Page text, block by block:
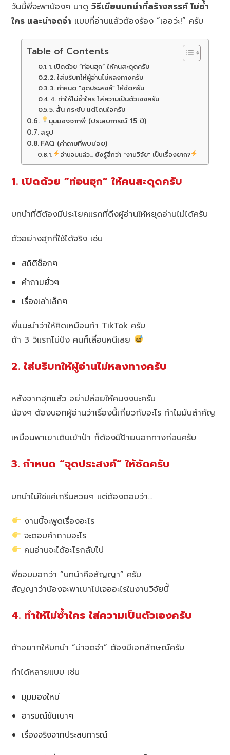
วันนี้พี่จะพาน้องๆ มาดูวิธีเขียนบทนำที่สร้างสรรค์ ไม่ซ้ำ
ใคร และน่าจดจำ แบบที่อ่านแล้วต้องร้อง “เออว่ะ!” ครับ
Table of Contents
1. เปิดด้วย “ท่อนฮุก” ให้คนสะดุดครับ
2. ใส่บริบทให้ผู้อ่านไม่หลงทางครับ
3. กำหนด “จุดประสงค์” ให้ชัดครับ
4. ทำให้ไม่ซ้ำใคร ใส่ความเป็นตัวเองครับ
5. สั้น กระชับ แต่โดนใจครับ
มุมมองจากพี่ (ประสบการณ์ 15 ปี)
สรุป
FAQ (คำถามที่พบบ่อย)
อ่านจบแล้ว... ยังรู้สึกว่า "งานวิจัย" เป็นเรื่องยาก?
1. เปิดด้วย “ท่อนฮุก” ให้คนสะดุดครับ
บทนำที่ดีต้องมีประโยคแรกที่ดึงผู้อ่านให้หยุดอ่านไม่ได้ครับ
ตัวอย่างฮุกที่ใช้ได้จริง เช่น
สถิติช็อกๆ
คำถามยั่วๆ
เรื่องเล่าเล็กๆ
พี่แนะนำว่าให้คิดเหมือนทำ TikTok ครับ
ถ้า 3 วิแรกไม่ปัง คนก็เลื่อนหนีเลย
2. ใส่บริบทให้ผู้อ่านไม่หลงทางครับ
หลังจากฮุกแล้ว อย่าปล่อยให้คนงงนะครับ
น้องๆ ต้องบอกผู้อ่านว่าเรื่องนี้เกี่ยวกับอะไร ทำไมมันสำคัญ
เหมือนพาเขาเดินเข้าป่า ก็ต้องมีป้ายบอกทางก่อนครับ
3. กำหนด “จุดประสงค์” ให้ชัดครับ
บทนำไม่ใช่แค่เกริ่นสวยๆ แต่ต้องตอบว่า…
งานนี้จะพูดเรื่องอะไร
จะตอบคำถามอะไร
คนอ่านจะได้อะไรกลับไป
พี่ชอบบอกว่า “บทนำคือสัญญา” ครับ
สัญญาว่าน้องจะพาเขาไปเจออะไรในงานวิจัยนี้
4. ทำให้ไม่ซ้ำใคร ใส่ความเป็นตัวเองครับ
ถ้าอยากให้บทนำ “น่าจดจำ” ต้องมีเอกลักษณ์ครับ
ทำได้หลายแบบ เช่น
มุมมองใหม่
อารมณ์ขันเบาๆ
เรื่องจริงจากประสบการณ์